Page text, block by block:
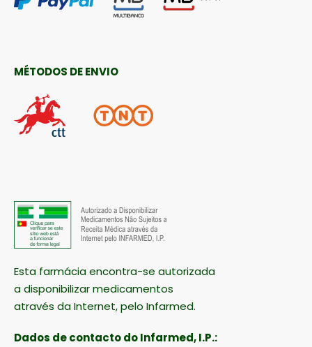
MÉTODOS DE ENVIO
Esta farmácia encontra-se autorizada
a disponibilizar medicamentos
através da Internet, pelo Infarmed.
Dados de contacto do Infarmed, I.P.: